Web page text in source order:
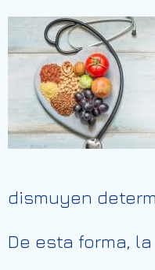
dismuyen
De esta forma,